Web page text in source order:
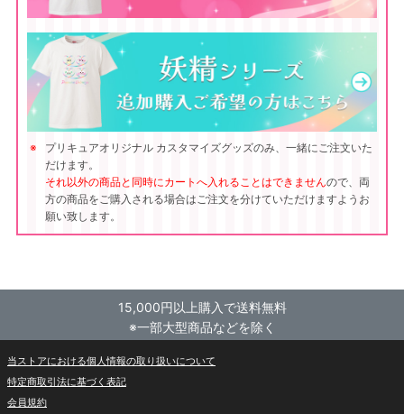
プリキュアオリジナル カスタマイズグッズのみ、一緒にご注文いた
だけます。
それ以外の商品と同時にカートへ入れることはできませんので、両
方の商品をご購入される場合はご注文を分けていただけますようお
願い致します。
15,000円以上購入で送料無料
※一部大型商品などを除く
当ストアにおける個人情報の取り扱いについて
特定商取引法に基づく表記
会員規約